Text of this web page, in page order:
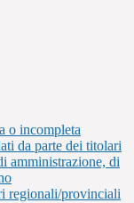
o incompleta
da parte dei titolari
amministrazione, di
regionali/provinciali